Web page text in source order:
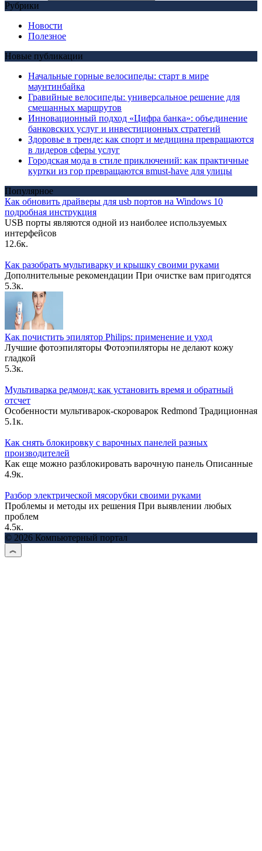
Рубрики
Новости
Полезное
Новые публикации
Начальные горные велосипеды: старт в мире
маунтинбайка
Гравийные велосипеды: универсальное решение для
смешанных маршрутов
Инновационный подход «Цифра банка»: объединение
банковских услуг и инвестиционных стратегий
Здоровье в тренде: как спорт и медицина превращаются
в лидеров сферы услуг
Городская мода в стиле приключений: как практичные
куртки из гор превращаются вmust-have для улицы
Популярное
Как обновить драйверы для usb портов на Windows 10
подробная инструкция
USB порты являются одной из наиболее используемых
интерфейсов
12.6к.
Как разобрать мультиварку и крышку своими руками
Дополнительные рекомендации При очистке вам пригодятся
5.3к.
Как почистить эпилятор Philips: применение и уход
Лучшие фотоэпиляторы Фотоэпиляторы не делают кожу
гладкой
5.3к.
Мультиварка редмонд: как установить время и обратный
отсчет
Особенности мультиварок-скороварок Redmond Традиционная
5.1к.
Как снять блокировку с варочных панелей разных
производителей
Как еще можно разблокировать варочную панель Описанные
4.9к.
Разбор электрической мясорубки своими руками
Проблемы и методы их решения При выявлении любых
проблем
4.5к.
© 2026 Компьютерный портал